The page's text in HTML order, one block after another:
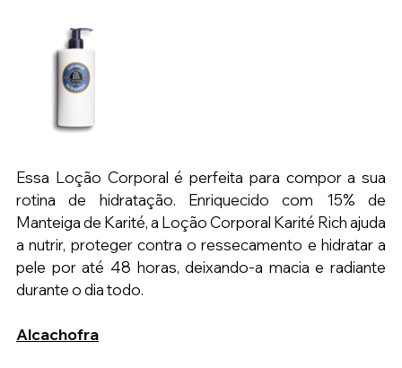
Essa Loção Corporal é perfeita para compor a sua
rotina de hidratação. Enriquecido com 15% de
Manteiga de Karité, a Loção Corporal Karité Rich ajuda
a nutrir, proteger contra o ressecamento e hidratar a
pele por até 48 horas, deixando-a macia e radiante
durante o dia todo.
Alcachofra